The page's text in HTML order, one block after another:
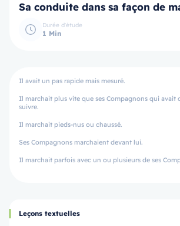
Sa conduite dans sa façon de
Durée d'étude
1 Min
Il avait un pas rapide mais mesuré.
Il marchait plus vite que ses Compagnons qui avait
suivre.
Il marchait pieds-nus ou chaussé.
Ses Compagnons marchaient devant lui.
Il marchait parfois avec un ou plusieurs de ses
Leçons textuelles